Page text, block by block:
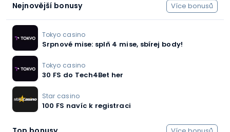
Nejnovější bonusy Více bonusů
Tokyo casino
Srpnové mise: splň 4 mise, sbírej body!
Tokyo casino
30 FS do Tech4Bet her
Star casino
100 FS navíc k registraci